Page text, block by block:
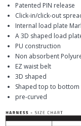
Patented PIN release
Click-in/click-out
Internal load plate
A 3D shaped load
PU construction
Non absorbent
EZ waist belt
3D shaped
Shaped top to
pre-curved